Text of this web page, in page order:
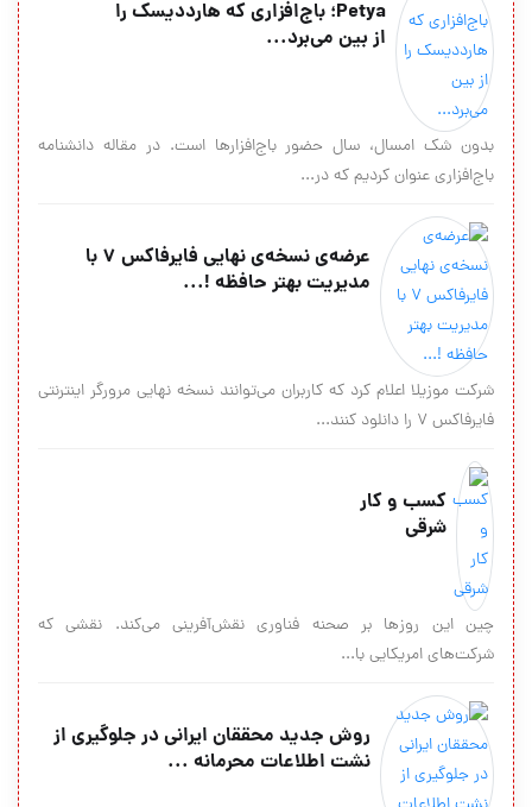
Petya؛ باج‌افزاری که هارددیسک را
از بین می‌برد...
بدون شک امسال، سال حضور باج‌افزارها است. در مقاله دانشنامه
باج‌افزاری عنوان کردیم که در...
عرضه‌ی نسخه‌ی نهایی فایرفاکس ۷ با
مدیریت بهتر حافظه !...
شرکت موزیلا اعلام کرد که کاربران می‌توانند نسخه نهایی مرورگر اینترنتی
فایرفاکس ۷ را دانلود کنند...
کسب و کار
شرقی
چين اين روزها بر صحنه‌ فناوری نقش‌آفرينی می‌کند. نقشی که
شرکت‌های امريکایی با...
روش جدید محققان ایرانی در جلوگیری از
نشت اطلاعات محرمانه ...